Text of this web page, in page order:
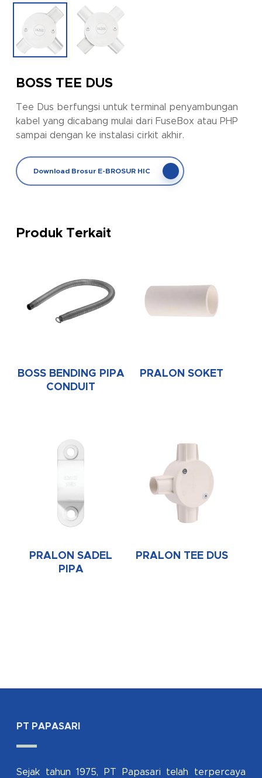
BOSS TEE DUS
Tee Dus berfungsi untuk terminal penyambungan
kabel yang dicabang mulai dari FuseBox atau PHP
sampai dengan ke instalasi cirkit akhir.
Download Brosur E-BROSUR HIC
Produk Terkait
BOSS BENDING PIPA
CONDUIT
PRALON SOKET
PRALON SADEL
PIPA
PRALON TEE DUS
PT PAPASARI
Sejak tahun 1975, PT Papasari telah terpercaya